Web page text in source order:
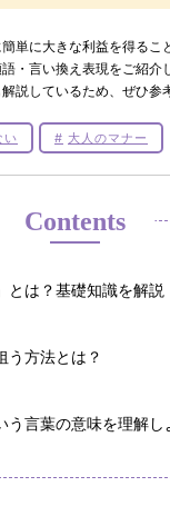
簡単に大きな利益を得るこ
・言い換え表現をご紹介
説しているため、ぜひ参
い 大人のマナー
Contents
とは？基礎知識を解説
う方法とは？
う言葉の意味を理解し